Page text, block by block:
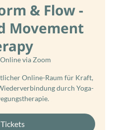
& Flow -
Movement
Online via Zoom
Online-Raum für Kraft,
durch Yoga-